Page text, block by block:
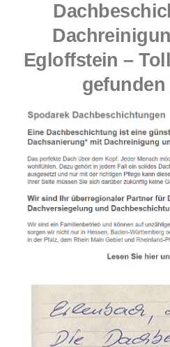
Egloffstein –
gefunden